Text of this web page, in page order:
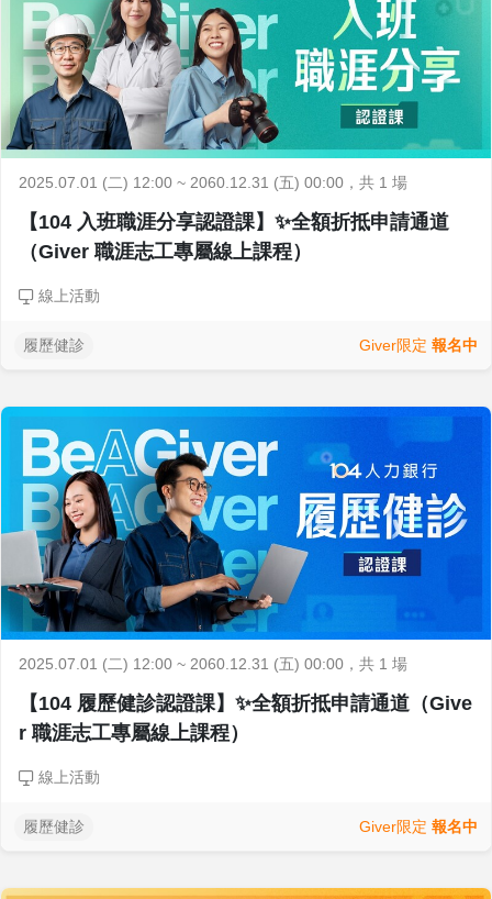
2025.07.01 (二) 12:00 ~ 2060.12.31 (五) 00:00 ，共 1 場
【104 入班職涯分享認證課】✨全額折抵申請通道
（Giver 職涯志工專屬線上課程）
線上活動
履歷健診 Giver限定 報名中
2025.07.01 (二) 12:00 ~ 2060.12.31 (五) 00:00 ，共 1 場
【104 履歷健診認證課】✨全額折抵申請通道（Give
r 職涯志工專屬線上課程）
線上活動
履歷健診 Giver限定 報名中